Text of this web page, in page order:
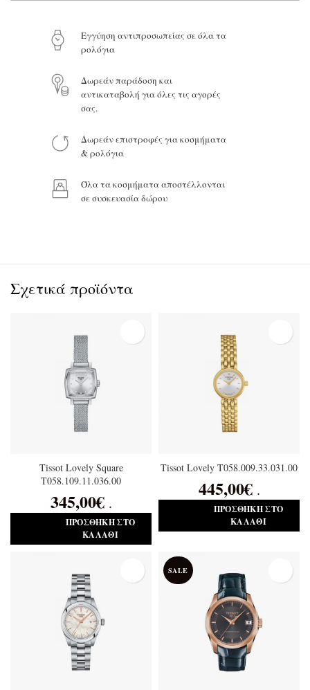
Eγγύηση αντιπροσωπείας σε όλα τα
ρολόγια
Δωρεάν παράδοση και
αντικαταβολή για όλες τις αγορές
σας.
Δωρεάν επιστροφές για κοσμήματα
& ρολόγια
Όλα τα κοσμήματα αποστέλλονται
σε συσκευασία δώρου
Σχετικά προϊόντα
Tissot Lovely Square
T058.109.11.036.00
345,00€ .
ΠΡΟΣΘΉΚΗ ΣΤΟ
ΚΑΛΆΘΙ
Tissot Lovely T058.009.33.031.00
445,00€ .
ΠΡΟΣΘΉΚΗ ΣΤΟ
ΚΑΛΆΘΙ
SALE